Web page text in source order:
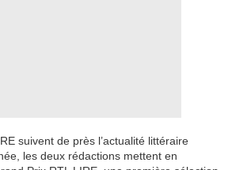
suivent de près l’actualité littéraire
les deux rédactions mettent en